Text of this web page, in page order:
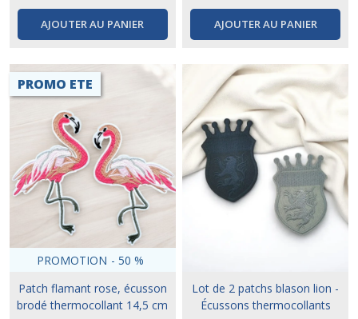
AJOUTER AU PANIER AJOUTER AU PANIER
PROMO ETE
PROMOTION - 50 %
Patch flamant rose, écusson
brodé thermocollant 14,5 cm
Lot de 2 patchs blason lion -
Écussons thermocollants